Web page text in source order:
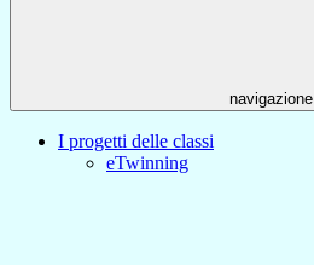
navigazione
I progetti delle classi
eTwinning